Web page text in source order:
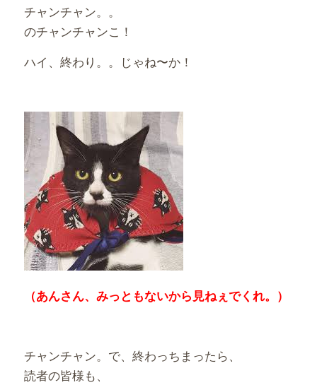
チャンチャン。。
のチャンチャンこ！
ハイ、終わり。。じゃね〜か！
（あんさん、みっともないから見ねぇでくれ。）
チャンチャン。で、終わっちまったら、
読者の皆様も、